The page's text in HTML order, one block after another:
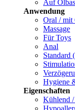
Auf
Anwendung
Oral / mit
Massage
Für Toys
Anal
Standard
Hygiene
Eigenschaften
Kühlend